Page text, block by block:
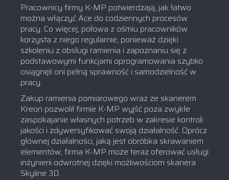
Pracownicy firmy K-MP potwierdzają, jak łatwo
można włączyć Ace do codziennych procesów
pracy. Co więcej, połowa z ośmiu pracowników
korzysta z niego regularnie, ponieważ dzięki
szkoleniu z obsługi ramienia i zapoznaniu się z
podstawowymi funkcjami oprogramowania szybko
osiągnęli oni pełną sprawność i samodzielność w
pracy.
Zakup ramienia pomiarowego wraz ze skanerem
Kreon pozwolił firmie K-MP wyjść poza zwykłe
zaspokajanie własnych potrzeb w zakresie kontroli
jakości i zdywersyfikować swoją działalność. Oprócz
głównej działalności, jaką jest obróbka skrawaniem
elementów, firma K-MP może teraz oferować usługi
inżynierii odwrotnej dzięki możliwościom skanera
Skyline 3D.